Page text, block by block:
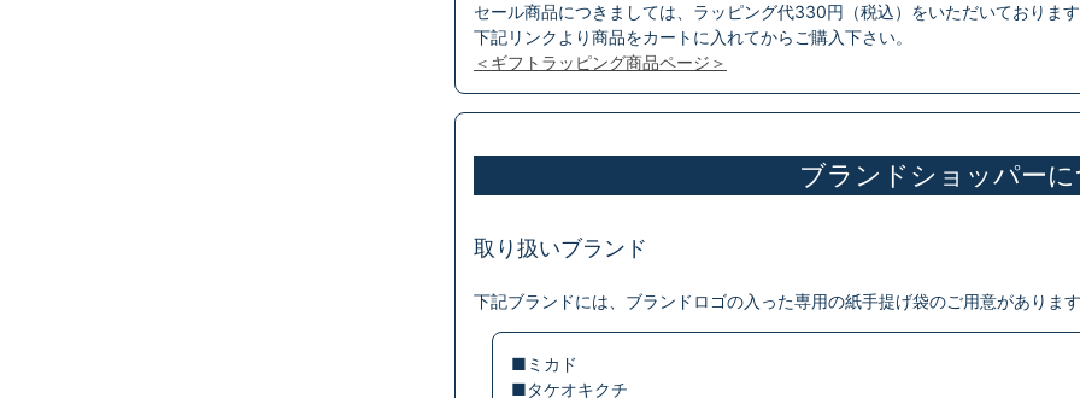
セール商品につきましては、ラッピング代330円（税込）をいただいておりま
下記リンクより商品をカートに入れてからご購入下さい。
＜ギフトラッピング商品ページ＞
ブランドショッパー
取り扱いブランド
下記ブランドには、ブランドロゴの入った専用の紙手提げ袋のご用意がありま
■ミカド
■タケオキクチ